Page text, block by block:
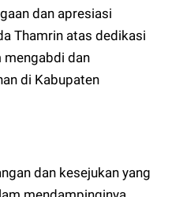
dan apresiasi
Thamrin atas dedikasi
mengabdi dan
di Kabupaten
dan kesejukan yang